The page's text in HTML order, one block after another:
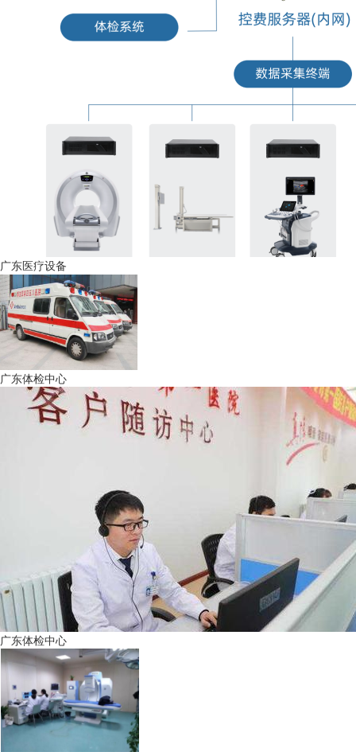
广东医疗设备
广东体检中心
广东体检中心